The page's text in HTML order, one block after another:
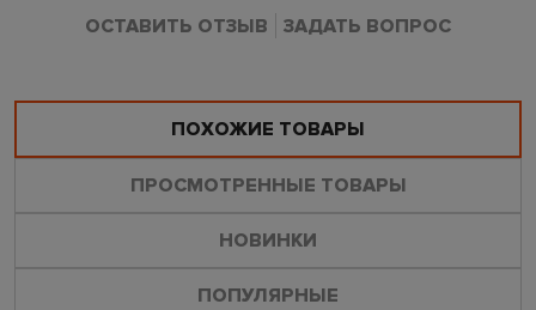
ОСТАВИТЬ ОТЗЫВ ЗАДАТЬ ВОПРОС
ПОХОЖИЕ ТОВАРЫ
ПРОСМОТРЕННЫЕ ТОВАРЫ
НОВИНКИ
ПОПУЛЯРНЫЕ